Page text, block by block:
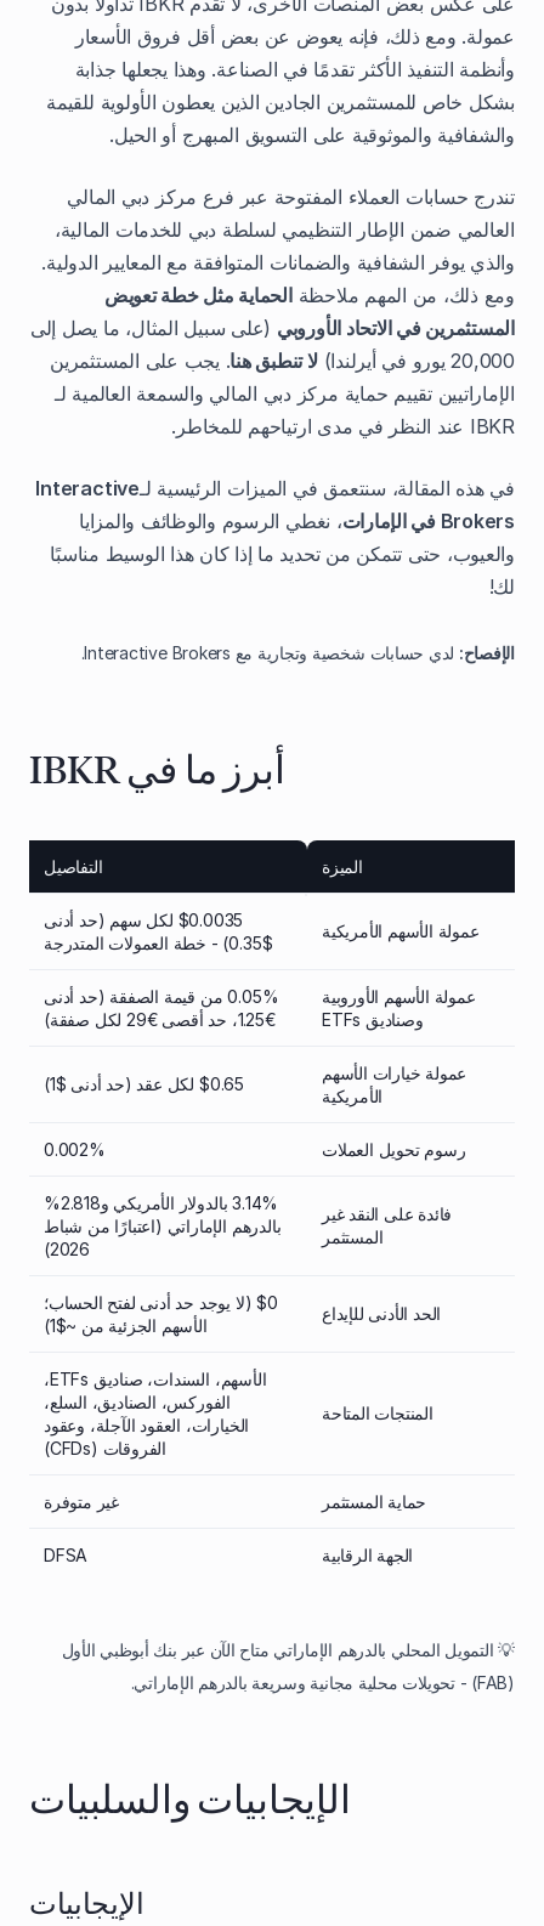
عمولة. ومع ذلك، فإنه يعوض عن بعض أقل فروق الأسعار
وأنظمة التنفيذ الأكثر تقدمًا في الصناعة. وهذا يجعلها جذابة
بشكل خاص للمستثمرين الجادين الذين يعطون الأولوية للقيمة
والشفافية والموثوقية على التسويق المبهرج أو الحيل.
تندرج حسابات العملاء المفتوحة عبر فرع مركز دبي المالي
العالمي ضمن الإطار التنظيمي لسلطة دبي للخدمات المالية،
والذي يوفر الشفافية والضمانات المتوافقة مع المعايير الدولية.
ومع ذلك، من المهم ملاحظةالحماية مثل خطة تعويض
المستثمرين في الاتحاد الأوروبي (على سبيل المثال، ما يصل إلى
20,000 يورو في أيرلندا)
لا تنطبق هنا. يجب على المستثمرين
الإماراتيين تقييم حماية مركز دبي المالي والسمعة العالمية لـ
IBKR عند النظر في مدى ارتياحهم للمخاطر.
في هذه المقالة، سنتعمق في الميزات الرئيسية لـInteractive
Brokers في الإمارات
، نغطي الرسوم والوظائف والمزايا
والعيوب، حتى تتمكن من تحديد ما إذا كان هذا الوسيط مناسبًا
لك!
الإفصاح: لدي حسابات شخصية وتجارية مع Interactive Brokers.
أبرز ما في IBKR
الميزة التفاصيل
عمولة الأسهم الأمريكية
‏$0.0035 لكل سهم (حد أدنى
$0.35) - خطة العمولات المتدرجة
عمولة الأسهم الأوروبية
وصناديق ETFs
0.05% من قيمة الصفقة (حد أدنى
€1.25، حد أقصى €29 لكل صفقة)
عمولة خيارات الأسهم
الأمريكية
$0.65 لكل عقد (حد أدنى $1)
رسوم تحويل العملات 0.002%
فائدة على النقد غير
المستثمر
3.14% بالدولار الأمريكي و2.818%
بالدرهم الإماراتي (اعتبارًا من شباط
2026)
الحد الأدنى للإيداع
$0 (لا يوجد حد أدنى لفتح الحساب؛
الأسهم الجزئية من ~$1)
المنتجات المتاحة
الأسهم، السندات، صناديق ETFs،
الفوركس، الصناديق، السلع،
الخيارات، العقود الآجلة، وعقود
الفروقات (CFDs)
حماية المستثمر غير متوفرة
الجهة الرقابية DFSA
💡 التمويل المحلي بالدرهم الإماراتي متاح الآن عبر بنك أبوظبي الأول
(FAB) - تحويلات محلية مجانية وسريعة بالدرهم الإماراتي.
الإيجابيات والسلبيات
الإيجابيات